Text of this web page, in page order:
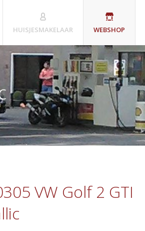
HUISJESMAKELAAR
WEBSHOP
VW Golf 2 GTI